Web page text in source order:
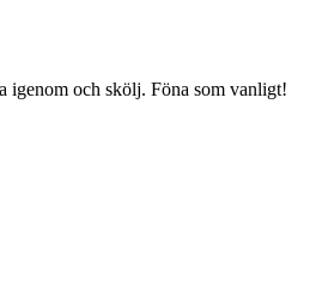
igenom och skölj. Föna som vanligt!